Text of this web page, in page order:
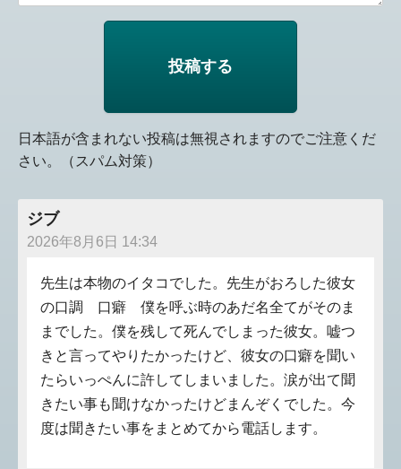
日本語が含まれない投稿は無視されますのでご注意くだ
さい。（スパム対策）
ジブ
2026年8月6日 14:34
先生は本物のイタコでした。先生がおろした彼女
の口調 口癖 僕を呼ぶ時のあだ名全てがそのま
までした。僕を残して死んでしまった彼女。嘘つ
きと言ってやりたかったけど、彼女の口癖を聞い
たらいっぺんに許してしまいました。涙が出て聞
きたい事も聞けなかったけどまんぞくでした。今
度は聞きたい事をまとめてから電話します。